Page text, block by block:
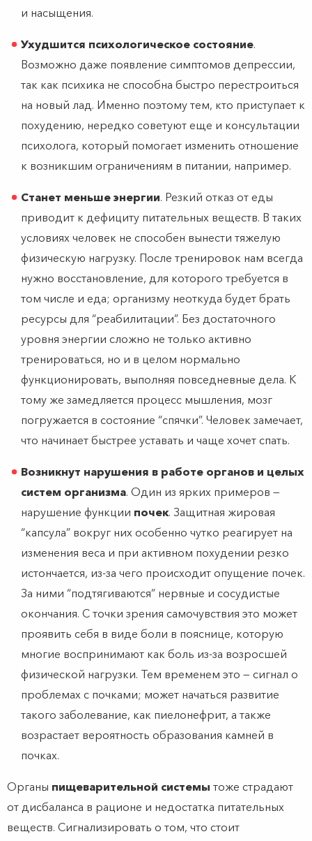
и насыщения.
Ухудшится психологическое состояние.
Возможно даже появление симптомов депрессии,
так как психика не способна быстро перестроиться
на новый лад. Именно поэтому тем, кто приступает к
похудению, нередко советуют еще и консультации
психолога, который помогает изменить отношение
к возникшим ограничениям в питании, например.
Станет меньше энергии. Резкий отказ от еды
приводит к дефициту питательных веществ. В таких
условиях человек не способен вынести тяжелую
физическую нагрузку. После тренировок нам всегда
нужно восстановление, для которого требуется в
том числе и еда; организму неоткуда будет брать
ресурсы для “реабилитации”. Без достаточного
уровня энергии сложно не только активно
тренироваться, но и в целом нормально
функционировать, выполняя повседневные дела. К
тому же замедляется процесс мышления, мозг
погружается в состояние “спячки”. Человек замечает,
что начинает быстрее уставать и чаще хочет спать.
Возникнут нарушения в работе органов и целых
систем организма. Один из ярких примеров —
нарушение функции почек. Защитная жировая
“капсула” вокруг них особенно чутко реагирует на
изменения веса и при активном похудении резко
истончается, из-за чего происходит опущение почек.
За ними “подтягиваются” нервные и сосудистые
окончания. С точки зрения самочувствия это может
проявить себя в виде боли в пояснице, которую
многие воспринимают как боль из-за возросшей
физической нагрузки. Тем временем это — сигнал о
проблемах с почками; может начаться развитие
такого заболевание, как пиелонефрит, а также
возрастает вероятность образования камней в
почках.
Органы пищеварительной системы тоже страдают
от дисбаланса в рационе и недостатка питательных
веществ. Сигнализировать о том, что стоит